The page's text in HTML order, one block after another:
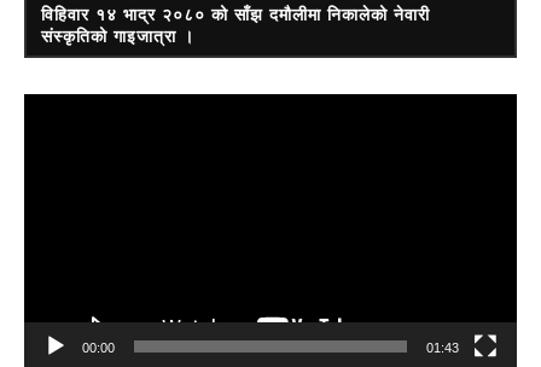
विहिवार १४ भाद्र २०८० को साँझ दमौलीमा निकालेको नेवारी
संस्कृतिको गाइजात्रा ।
00:00 01:43